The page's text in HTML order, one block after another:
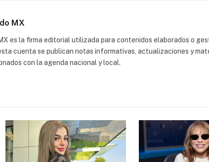
MX
es la firma editorial utilizada para contenidos elaborados o
cuenta se publican notas informativas, actualizaciones y
con la agenda nacional y local.